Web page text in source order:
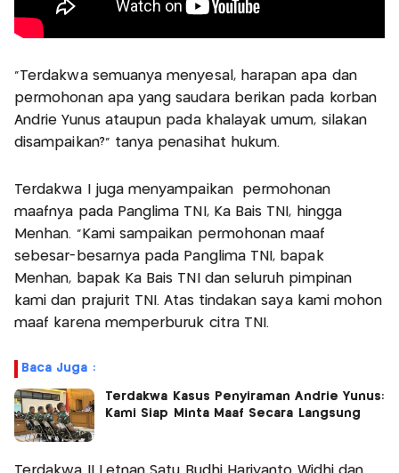
"Terdakwa semuanya menyesal, harapan apa dan
permohonan apa yang saudara berikan pada korban
Andrie Yunus ataupun pada khalayak umum, silakan
disampaikan?" tanya penasihat hukum.
Terdakwa I juga menyampaikan permohonan
maafnya pada Panglima TNI, Ka Bais TNI, hingga
Menhan. "Kami sampaikan permohonan maaf
sebesar-besarnya pada Panglima TNI, bapak
Menhan, bapak Ka Bais TNI dan seluruh pimpinan
kami dan prajurit TNI. Atas tindakan saya kami mohon
maaf karena memperburuk citra TNI.
Baca Juga :
Terdakwa Kasus Penyiraman Andrie Yunus:
Kami Siap Minta Maaf Secara Langsung